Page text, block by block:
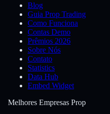
Blog
Guia Prop Trading
Como Funciona
Contas Demo
Prêmios 2026
Sobre Nós
Contato
Statistics
Data Hub
Embed Widget
Melhores Empresas Prop